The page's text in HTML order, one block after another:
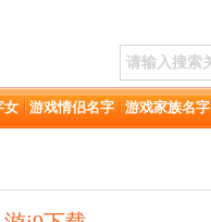
女 游戏情侣名字 游戏家族名字